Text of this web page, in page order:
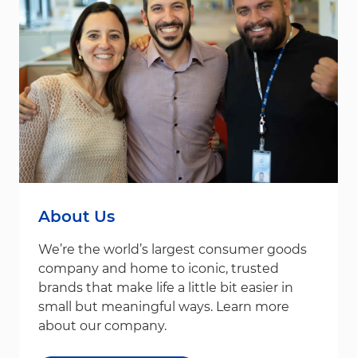
About Us
We’re the world’s largest consumer goods
company and home to iconic, trusted
brands that make life a little bit easier in
small but meaningful ways. Learn more
about our company.